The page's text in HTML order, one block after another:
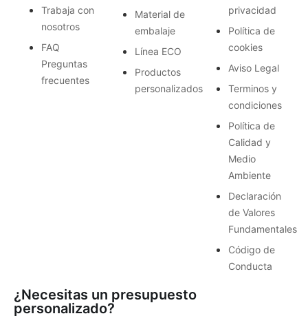
Trabaja con
nosotros
FAQ
Preguntas
frecuentes
Material de
embalaje
Línea ECO
Productos
personalizados
privacidad
Política de
cookies
Aviso Legal
Terminos y
condiciones
Política de
Calidad y
Medio
Ambiente
Declaración
de Valores
Fundamentales
Código de
Conducta
¿Necesitas un presupuesto
personalizado?